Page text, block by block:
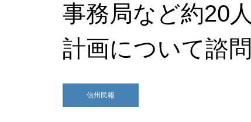
事務局など約20
計画について諮
信州民報